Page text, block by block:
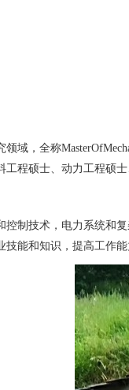
，全称
程硕士、动力工程硕
技术，电力系统和复
能和知识，提高工作